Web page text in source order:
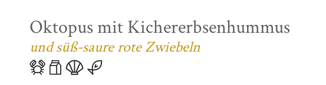
Oktopus mit Kichererbsenhummus
und süß-saure rote Zwiebeln